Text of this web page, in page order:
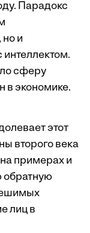
Парадокс
и
сферу
в экономике.
этот
второго века
примерах и
обратную
лиц в